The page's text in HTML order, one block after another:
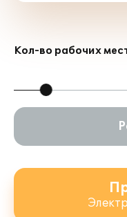
изменению
открытости
возможности
Продукт
Кол-во рабочих